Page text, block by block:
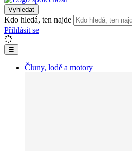
Vyhledat
Kdo hledá, ten najde
Přihlásit se
☰
Čluny, lodě a motory